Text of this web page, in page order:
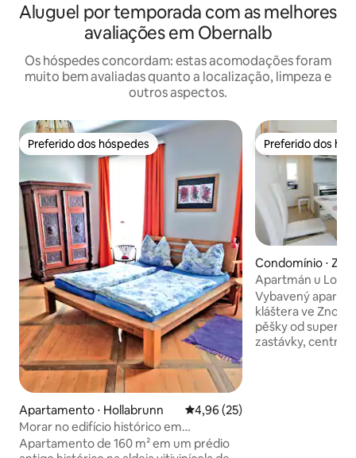
Aluguel por temporada com as melhores
avaliações em Obernalb
Os hóspedes concordam: estas acomodações foram
muito bem avaliadas quanto a localização, limpeza e
outros aspectos.
Preferido dos hóspedes
Preferido dos hóspedes
Apartamento ⋅ Hollabrunn 4,96 de uma avaliação média
4,96 (25)
Morar no edifício histórico em
Jetzelsdorf
Apartamento de 160 m² em um prédio
Preferido dos
Preferido dos
Condomínio ⋅
Apartmán u
Vybavený
kláštera ve
pěšky od
zastávky, centra